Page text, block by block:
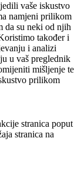
vaše iskustvo
namjeni prilikom
da su neki od njih
također i
i analizi
u vaš preglednik
mišljenje te
prilikom
stranica poput
stranica na